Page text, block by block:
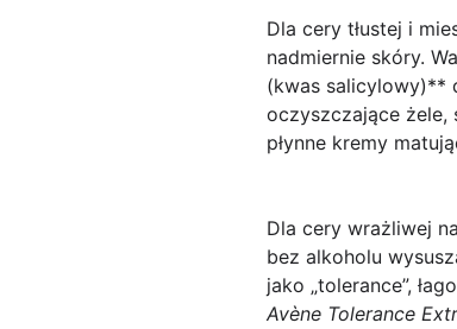
Dla cery tłustej i
nadmiernie skóry.
(kwas salicylowy)**
oczyszczające żele,
płynne kremy
Dla cery wrażliwej
bez alkoholu
jako „tolerance”,
Avène Tolerance